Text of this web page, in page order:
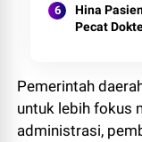
Hina
Pecat
Pemerintah
untuk lebih fokus
administrasi,